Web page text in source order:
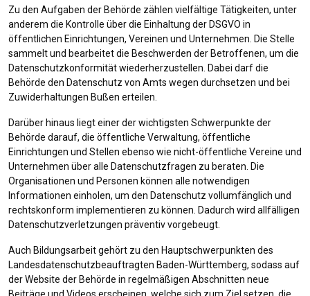
Zu den Aufgaben der Behörde zählen vielfältige Tätigkeiten, unter
anderem die Kontrolle über die Einhaltung der DSGVO in
öffentlichen Einrichtungen, Vereinen und Unternehmen. Die Stelle
sammelt und bearbeitet die Beschwerden der Betroffenen, um die
Datenschutzkonformität wiederherzustellen. Dabei darf die
Behörde den Datenschutz von Amts wegen durchsetzen und bei
Zuwiderhaltungen Bußen erteilen.
Darüber hinaus liegt einer der wichtigsten Schwerpunkte der
Behörde darauf, die öffentliche Verwaltung, öffentliche
Einrichtungen und Stellen ebenso wie nicht-öffentliche Vereine und
Unternehmen über alle Datenschutzfragen zu beraten. Die
Organisationen und Personen können alle notwendigen
Informationen einholen, um den Datenschutz vollumfänglich und
rechtskonform implementieren zu können. Dadurch wird allfälligen
Datenschutzverletzungen präventiv vorgebeugt.
Auch Bildungsarbeit gehört zu den Hauptschwerpunkten des
Landesdatenschutzbeauftragten Baden-Württemberg, sodass auf
der Website der Behörde in regelmäßigen Abschnitten neue